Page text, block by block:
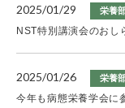
2025/01/29 栄養
NST特別講演会のおし
2025/01/26 栄養
今年も病態栄養学会に